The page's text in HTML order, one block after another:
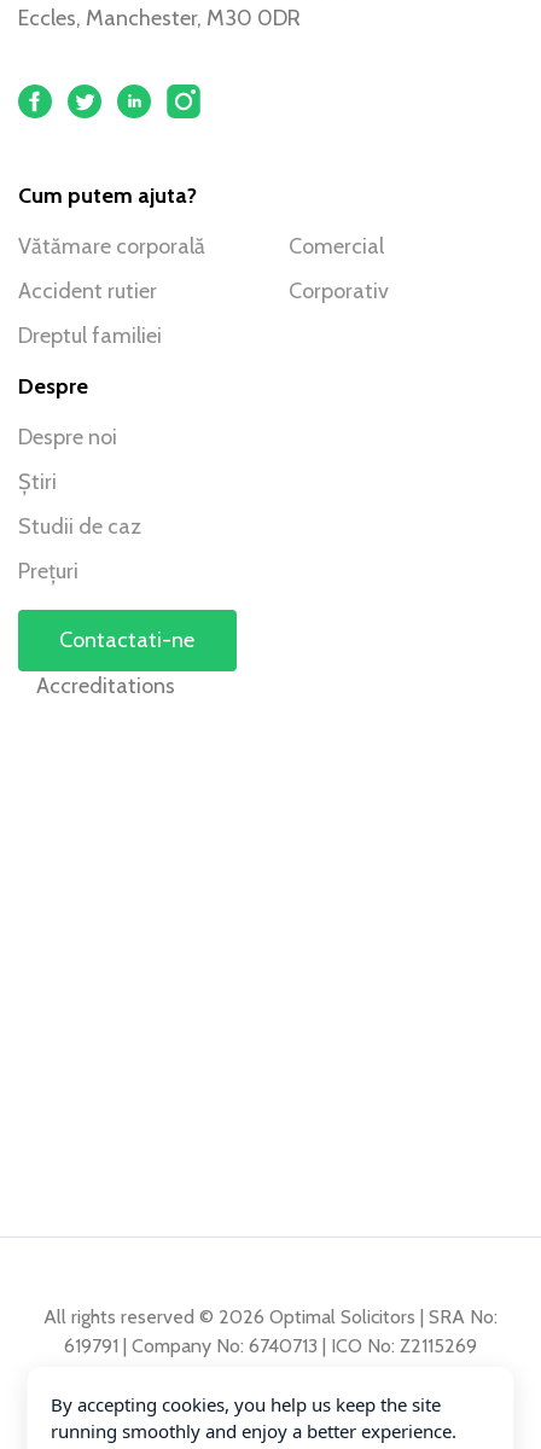
By accepting cookies, you help us keep the site
running smoothly and enjoy a better experience.
Eccles, Manchester, M30 0DR
Cum putem ajuta?
Vătămare corporală
Accident rutier
Dreptul familiei
Comercial
Corporativ
Despre
Despre noi
Știri
Studii de caz
Prețuri
Contactati-ne
Accreditations
All rights reserved © 2026 Optimal Solicitors | SRA No:
619791 | Company No: 6740713 | ICO No: Z2115269
Polita de reclamații
Polita de Confidențialitate